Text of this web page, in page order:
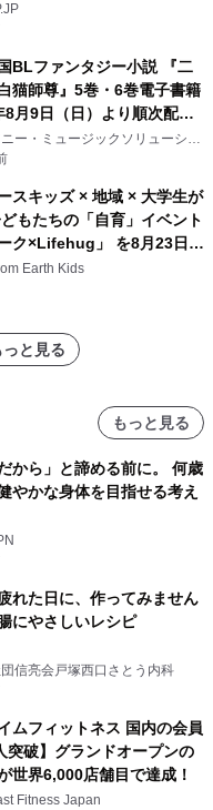
BLファンタジー小説 『二
猫師尊』5巻・6巻電子書籍
8月9日（日）より順次配信
ー・ミュージックソリューショ
スキッズ × 地域 × 大学生が
もたちの「自育」イベント
ーク×Lifehug」 を8月23日
Earth Kids
と見る
もっと見る
から」と諦める前に。 何歳
やかな身体を目指せる考え
れた日に、作ってみません
にやさしいレシピ
信亮会戸塚西口さとう内科
ムフィットネス 国内の会員
突破】グランドオープンの
世界6,000店舗目で達成！
Fitness Japan